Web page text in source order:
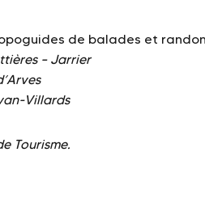
de balades et
– Jarrier
Villards
Tourisme.